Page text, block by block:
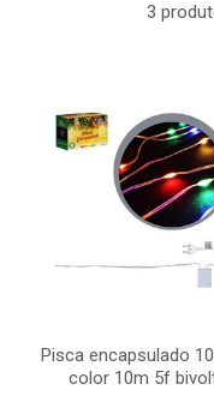
3
Pisca encapsulado
color 10m 5f